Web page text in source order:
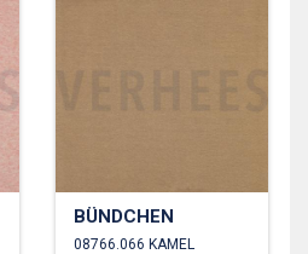
BÜNDCHEN
08766.066 KAMEL